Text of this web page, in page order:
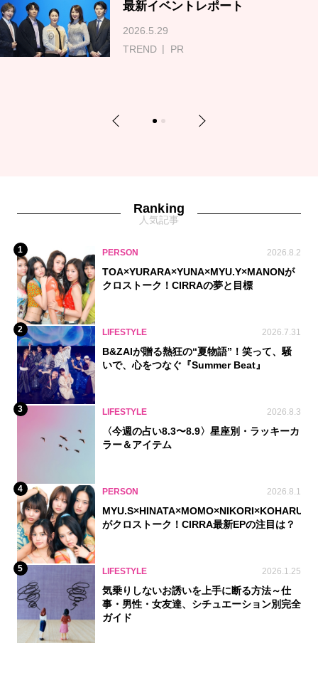
最新イベントレポート
2026.5.29
TREND
PR
Previous 1 2 Next
Ranking
人気記事
1 PERSON 2026.8.2
TOA×YURARA×YUNA×MYU.Y×MANONが
クロストーク！CIRRAの夢と目標
2 LIFESTYLE 2026.7.31
B&ZAIが贈る熱狂の“夏物語”！笑って、騒
いで、心をつなぐ『Summer Beat』
3 LIFESTYLE 2026.8.3
〈今週の占い8.3〜8.9〉星座別・ラッキーカ
ラー＆アイテム
4 PERSON 2026.8.1
MYU.S×HINATA×MOMO×NIKORI×KOHARU
がクロストーク！CIRRA最新EPの注目は？
5 LIFESTYLE 2026.1.25
気乗りしないお誘いを上手に断る方法～仕
事・男性・女友達、シチュエーション別完全
ガイド